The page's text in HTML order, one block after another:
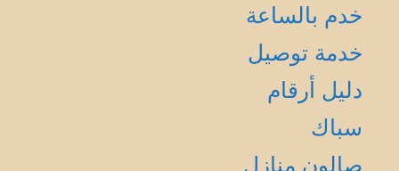
خدم بالساعة
خدمة توصيل
دليل أرقام
سباك
صالون منازل